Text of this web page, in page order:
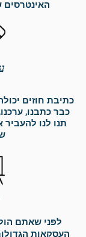
כתיבת חוזים
כבר כתבנו,
תנו לנו להעביר
לפני שאתם
העסקאות